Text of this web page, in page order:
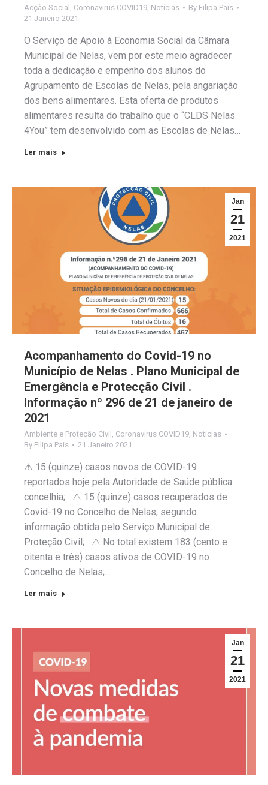
Acção Social , Coronavirus COVID19, Notícias By Filipa Pais
21 Janeiro 2021
O Serviço de Apoio à Economia Social da Câmara
Municipal de Nelas, vem por este meio agradecer
toda a dedicação e empenho dos alunos do
Agrupamento de Escolas de Nelas, pela angariação
dos bens alimentares. Esta oferta de produtos
alimentares resulta do trabalho que o “CLDS Nelas
4You” tem desenvolvido com as Escolas de Nelas…
Ler mais
Jan
21
2021
Acompanhamento do Covid-19 no
Município de Nelas . Plano Municipal de
Emergência e Protecção Civil .
Informação nº 296 de 21 de janeiro de
2021
Ambiente e Proteção Civil Coronavirus COVID19 Notícias
By Filipa Pais 21 Janeiro 2021
⚠️ 15 (quinze) casos novos de COVID-19
reportados hoje pela Autoridade de Saúde pública
concelhia; ⚠️ 15 (quinze) casos recuperados de
Covid-19 no Concelho de Nelas, segundo
informação obtida pelo Serviço Municipal de
Proteção Civil; ⚠️ No total existem 183 (cento e
oitenta e três) casos ativos de COVID-19 no
Concelho de Nelas;…
Ler mais
Jan
21
2021